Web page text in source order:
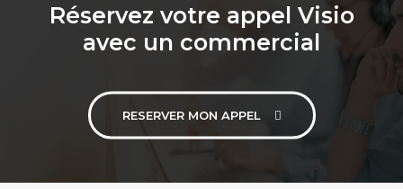
Réservez votre appel Visio
avec un commercial
RESERVER MON APPEL